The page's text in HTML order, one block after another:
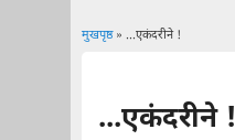
मुखपृष्ठ» ...एकंदरीने !
...एकंदरीने !